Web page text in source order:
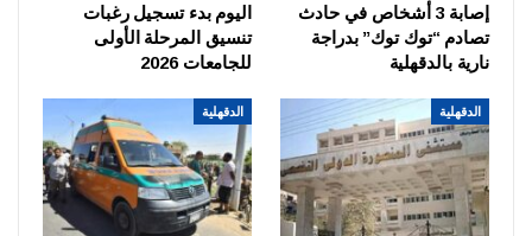
إصابة 3 أشخاص في حادث
تصادم “توك توك” بدراجة
نارية بالدقهلية
اليوم بدء تسجيل رغبات
تنسيق المرحلة الأولى
للجامعات 2026
الدقهلية الدقهلية